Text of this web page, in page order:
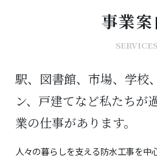
事業案
SERVICES
駅、図書館、市場、学校
ン、戸建てなど私たちが
業の仕事があります。
人々の暮らしを支える防水工事を中